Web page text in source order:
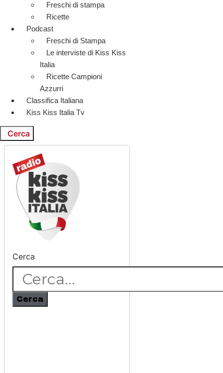
Freschi di stampa
Ricette
Podcast
Freschi di Stampa
Le interviste di Kiss Kiss
Italia
Ricette Campioni
Azzurri
Classifica Italiana
Kiss Kiss Italia Tv
Cerca
Cerca
Cerca